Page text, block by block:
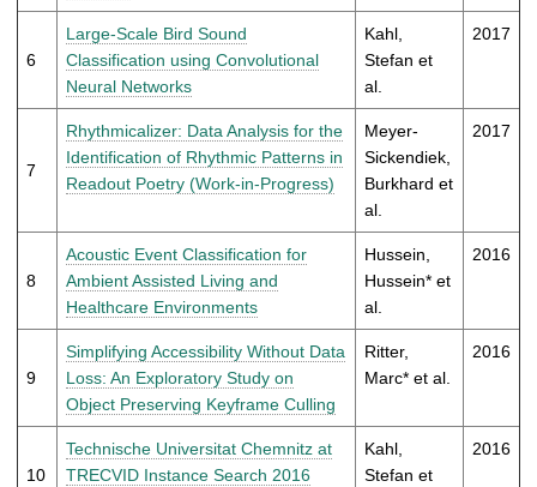
6
Large-Scale Bird Sound
Classification using Convolutional
Neural Networks
Kahl,
Stefan et
al.
2017
7
Rhythmicalizer: Data Analysis for the
Identification of Rhythmic Patterns in
Readout Poetry (Work-in-Progress)
Meyer-
Sickendiek,
Burkhard et
al.
2017
8
Acoustic Event Classification for
Ambient Assisted Living and
Healthcare Environments
Hussein,
Hussein* et
al.
2016
9
Simplifying Accessibility Without Data
Loss: An Exploratory Study on
Object Preserving Keyframe Culling
Ritter,
Marc* et al.
2016
10
Technische Universitat Chemnitz at
TRECVID Instance Search 2016
Kahl,
Stefan et
2016